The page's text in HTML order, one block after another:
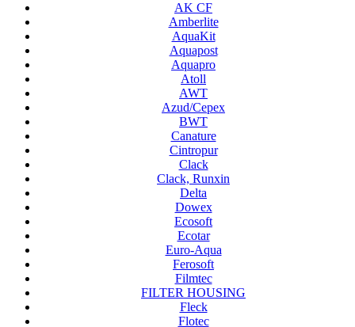
AK CF
Amberlite
AquaKit
Aquapost
Aquapro
Atoll
AWT
Azud/Cepex
BWT
Canature
Cintropur
Clack
Clack, Runxin
Delta
Dowex
Ecosoft
Ecotar
Euro-Aqua
Ferosoft
Filmtec
FILTER HOUSING
Fleck
Flotec